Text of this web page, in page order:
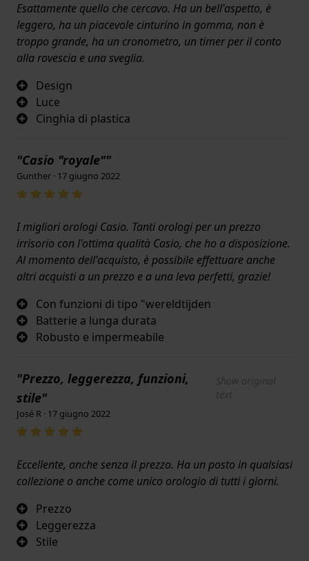
Esattamente quello che cercavo. Ha un bell'aspetto, è
leggero, ha un piacevole cinturino in gomma, non è
troppo grande, ha un cronometro, un timer per il conto
alla rovescia e una sveglia.
Design
Luce
Cinghia di plastica
"Casio "royale""
Gunther · 17 giugno 2022
I migliori orologi Casio. Tanti orologi per un prezzo
irrisorio con l'ottima qualità Casio, che ho a disposizione.
Al momento dell'acquisto, è possibile effettuare anche
altri acquisti a un prezzo e a una leva perfetti, grazie!
Con funzioni di tipo "wereldtijden
Batterie a lunga durata
Robusto e impermeabile
"Prezzo, leggerezza, funzioni,
stile"
Show original
text
José R · 17 giugno 2022
Eccellente, anche senza il prezzo. Ha un posto in qualsiasi
collezione o anche come unico orologio di tutti i giorni.
Prezzo
Leggerezza
Stile